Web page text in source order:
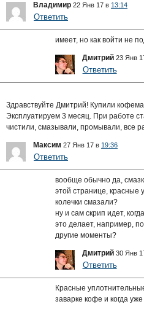
Владимир 22 Янв 17 в 13:14
Ответить
имеет, но как войти не
Дмитрий 23 Янв
Ответить
Здравствуйте Дмитрий! Купили
Эксплуатируем 3 месяц. При работе
чистили, смазывали, промывали, все
Максим 27 Янв 17 в 19:36
Ответить
вообще обычно да,
этой странице, красные
колечки смазали?
ну и сам скрип идет,
это делает, например,
другие моменты?
Дмитрий 30 Янв
Ответить
Красные
заварке кофе и когда